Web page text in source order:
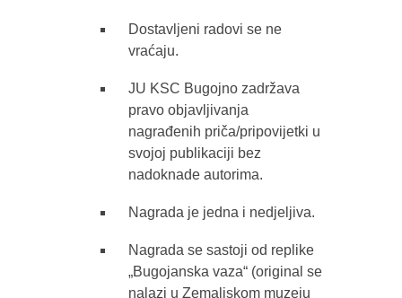
Dostavljeni radovi se ne
vraćaju.
JU KSC Bugojno zadržava
pravo objavljivanja
nagrađenih priča/pripovijetki u
svojoj publikaciji bez
nadoknade autorima.
Nagrada je jedna i nedjeljiva.
Nagrada se sastoji od replike
„Bugojanska vaza“ (original se
nalazi u Zemaljskom muzeju